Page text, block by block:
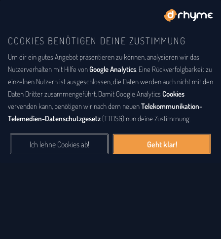
COOKIES BENÖTIGEN DEINE ZUSTIMMUNG
Um dir ein gutes Angebot präsentieren zu können, analysieren wir das
Nutzerverhalten mit Hilfe vonGoogle Analytics. Eine Rückverfolgbarkeit zu
einzelnen Nutzern ist ausgeschlossen, die Daten werden auch nicht mit den
Daten Dritter zusammengeführt. Damit Google Analytics Cookies
vervenden kann, benötigen wir nach dem neuenTelekommunikation-
Telemedien-Datenschutzgesetz (TTDSG) nun deine Zustimmung.
Ich lehne Cookies ab! Geht klar!
DU BIST DER LYRIKER
Die neueste Lyrik
Die frischesten lyrischen und poetischen Werke. Schon Apollon
schätzte die schönen Künste, insbesondere dieDichtkunst. Und
die allerneuesten Beiträge findest du genau hier. So sei auch du
Songtexte und Poesie.